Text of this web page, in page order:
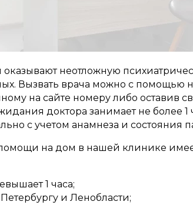
неотложную
Вызвать врача можно с помощью
на сайте номеру либо оставив
доктора занимает не более 1
с учетом анамнеза и состояния
на дом в нашей клинике
1 часа;
и Ленобласти;